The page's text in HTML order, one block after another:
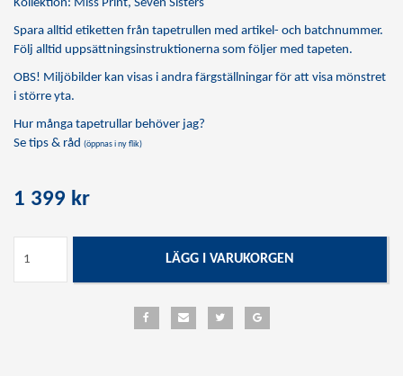
Kollektion: Miss Print, Seven Sisters
Spara alltid etiketten från tapetrullen med artikel- och batchnummer.
Följ alltid uppsättningsinstruktionerna som följer med tapeten.
OBS! Miljöbilder kan visas i andra färgställningar för att visa mönstret
i större yta.
Hur många tapetrullar behöver jag?
Se tips & råd (öppnas i ny flik)
1 399 kr
LÄGG I VARUKORGEN